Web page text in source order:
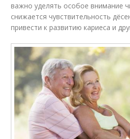
важно уделять особое внимание
снижается чувствительность
привести к развитию кариеса и